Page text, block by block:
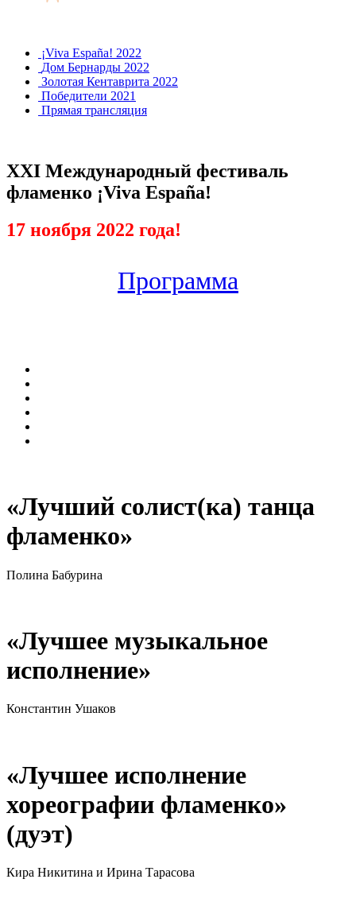
¡Viva España! 2022
Дом Бернарды 2022
Золотая Кентаврита 2022
Победители 2021
Прямая трансляция
XXI Международный фестиваль
фламенко ¡Viva España!
17 ноября 2022 года!
Программа
«Лучший солист(ка) танца
фламенко»
Полина Бабурина
«Лучшее музыкальное
исполнение»
Константин Ушаков
«Лучшее исполнение
хореографии фламенко»
(дуэт)
Кира Никитина и Ирина Тарасова